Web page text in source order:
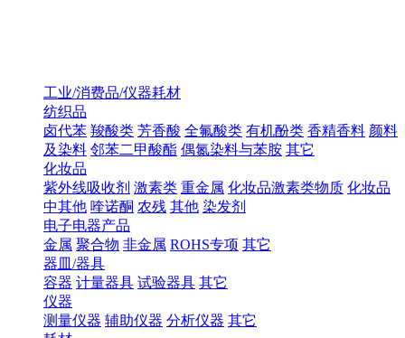
工业/消费品/仪器耗材
纺织品
卤代苯 羧酸类 芳香酸 全氟酸类 有机酚类 香精香料 颜料
及染料 邻苯二甲酸酯 偶氮染料与苯胺 其它
化妆品
紫外线吸收剂 激素类 重金属 化妆品激素类物质 化妆品
中其他 喹诺酮 农残 其他 染发剂
电子电器产品
金属 聚合物 非金属 ROHS专项 其它
器皿/器具
容器 计量器具 试验器具 其它
仪器
测量仪器 辅助仪器 分析仪器 其它